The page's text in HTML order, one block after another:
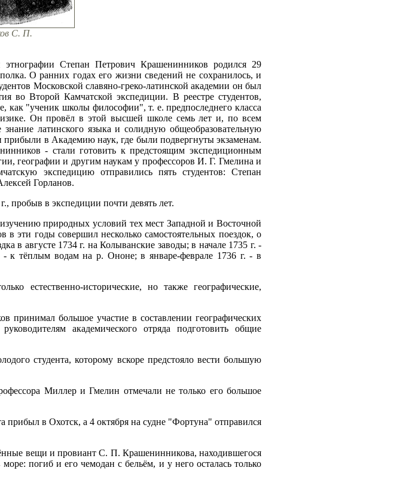
С. П.
этнографии Степан Петрович Крашенинников родился 29
О ранних годах его жизни сведений не сохранилось, и
Московской славяно-греко-латинской академии он был
во Второй Камчатской экспедиции. В реестре студентов,
как "ученик школы философии", т. е. предпоследнего класса
Он провёл в этой высшей школе семь лет и, по всем
латинского языка и солидную общеобразовательную
в Академию наук, где были подвергнуты экзаменам.
- стали готовить к предстоящим экспедиционным
географии и другим наукам у профессоров И. Г. Гмелина и
экспедицию отправились пять студентов: Степан
Горланов.
пробыв в экспедиции почти девять лет.
природных условий тех мест Западной и Восточной
эти годы совершил несколько самостоятельных поездок, о
в августе 1734 г. на Колыванские заводы; в начале 1735 г. -
к тёплым водам на р. Ононе; в январе-феврале 1736 г. - в
естественно-исторические, но также географические,
большое участие в составлении географических
академического отряда подготовить общие
студента, которому вскоре предстояло вести большую
Миллер и Гмелин отмечали не только его большое
в Охотск, а 4 октября на судне "Фортуна" отправился
вещи и провиант С. П. Крашенинникова, находившегося
погиб и его чемодан с бельём, и у него осталась только